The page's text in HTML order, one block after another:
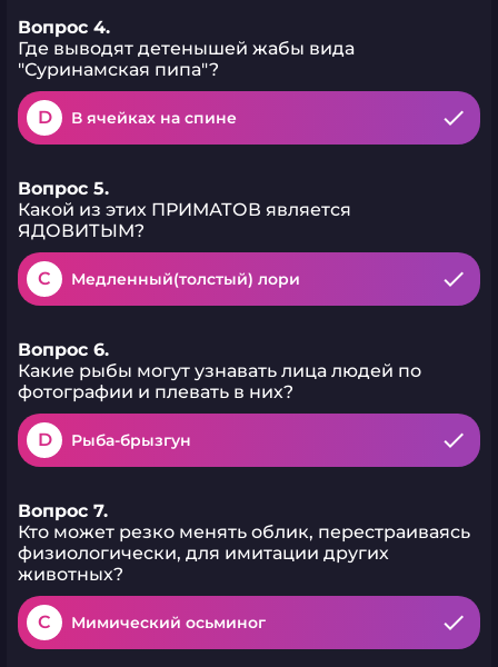
Вопрос 4.
Где выводят детенышей жабы вида
"Суринамская пипа"?
D В ячейках на спине
Вопрос 5.
Какой из этих ПРИМАТОВ является
ЯДОВИТЫМ?
C Медленный(толстый) лори
Вопрос 6.
Какие рыбы могут узнавать лица людей по
фотографии и плевать в них?
D Рыба-брызгун
Вопрос 7.
Кто может резко менять облик, перестраиваясь
физиологически, для имитации других
животных?
C Мимический осьминог